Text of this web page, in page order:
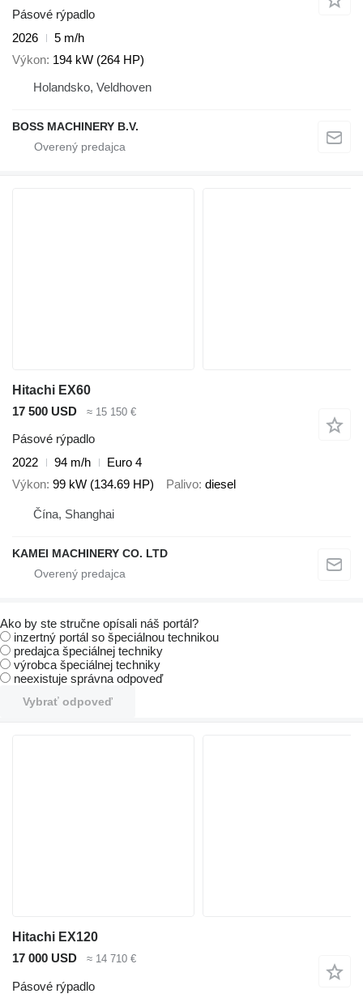
Pásové rýpadlo
2026
5 m/h
Výkon 194 kW (264 HP)
Holandsko, Veldhoven
BOSS MACHINERY B.V.
Hitachi EX60
17 500 USD
≈ 15 150 €
Pásové rýpadlo
2022
94 m/h
Euro 4
Výkon 99 kW (134.69 HP) Palivo diesel
Čína, Shanghai
KAMEI MACHINERY CO. LTD
Ako by ste stručne opísali náš portál?
inzertný portál so špeciálnou technikou
predajca špeciálnej techniky
výrobca špeciálnej techniky
neexistuje správna odpoveď
Vybrať odpoveď
Hitachi EX120
17 000 USD
≈ 14 710 €
Pásové rýpadlo